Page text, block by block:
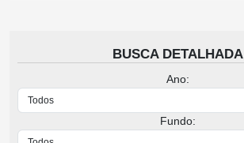
BUSCA DETALHADA
Ano:
Fundo: